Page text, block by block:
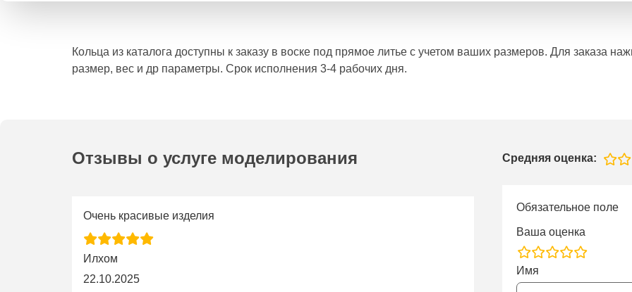
Кольца из каталога доступны к заказу в воске под прямое литье с учетом ваших размеров. Для заказа
размер, вес и др параметры. Срок исполнения 3-4 рабочих дня.
Отзывы о услуге моделирования Средняя оценка:
Очень красивые изделия
Илхом
22.10.2025
Обязательное поле
Ваша оценка
rating
fields
Имя